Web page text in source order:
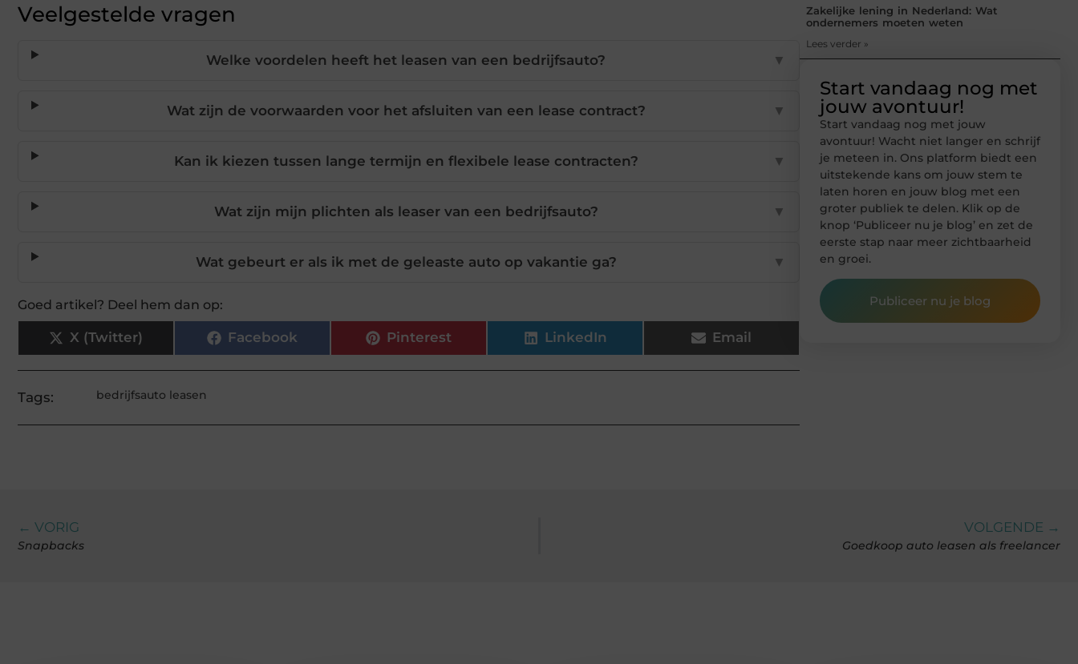
Veelgestelde vragen
Welke voordelen heeft het leasen van een bedrijfsauto? ▼
Wat zijn de voorwaarden voor het afsluiten van een lease contract? ▼
Kan ik kiezen tussen lange termijn en flexibele lease contracten? ▼
Wat zijn mijn plichten als leaser van een bedrijfsauto? ▼
Wat gebeurt er als ik met de geleaste auto op vakantie ga? ▼
Goed artikel? Deel hem dan op:
X (Twitter) Facebook Pinterest LinkedIn Email
Tags: bedrijfsauto leasen
Zakelijke lening in Nederland: Wat
ondernemers moeten weten
Lees verder »
Start vandaag nog met
jouw avontuur!
Start vandaag nog met jouw
avontuur! Wacht niet langer en schrijf
je meteen in. Ons platform biedt een
uitstekende kans om jouw stem te
laten horen en jouw blog met een
groter publiek te delen. Klik op de
knop ‘Publiceer nu je blog’ en zet de
eerste stap naar meer zichtbaarheid
en groei.
Publiceer nu je blog
← VORIG
Snapbacks
VOLGENDE →
Goedkoop auto leasen als freelancer